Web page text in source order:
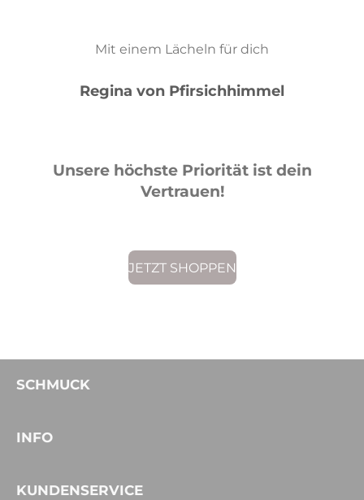
Mit einem Lächeln für dich
Regina von Pfirsichhimmel
Unsere höchste Priorität ist dein
Vertrauen!
JETZT SHOPPEN
SCHMUCK
INFO
KUNDENSERVICE